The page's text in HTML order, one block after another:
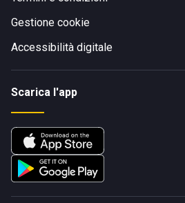
Gestione cookie
Accessibilità digitale
Scarica l'app